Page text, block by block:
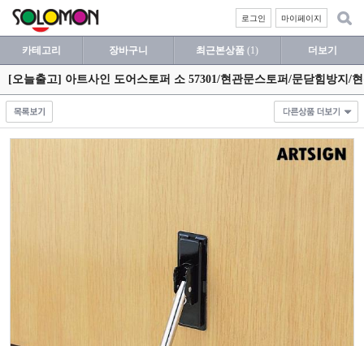
마이페이지
로그인
카테고리 장바구니 최근본상품 (1) 더보기
[오늘출고] 아트사인 도어스토퍼 소 57301/현관문스토퍼/문닫힘방지/